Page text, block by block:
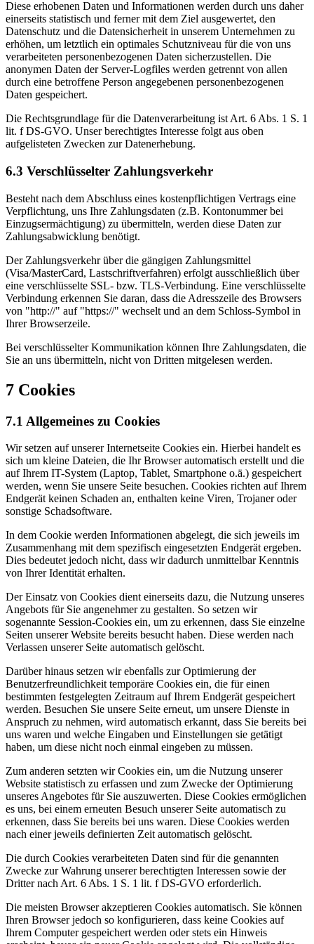
Diese erhobenen Daten und Informationen werden durch uns daher
einerseits statistisch und ferner mit dem Ziel ausgewertet, den
Datenschutz und die Datensicherheit in unserem Unternehmen zu
erhöhen, um letztlich ein optimales Schutzniveau für die von uns
verarbeiteten personenbezogenen Daten sicherzustellen. Die
anonymen Daten der Server-Logfiles werden getrennt von allen
durch eine betroffene Person angegebenen personenbezogenen
Daten gespeichert.
Die Rechtsgrundlage für die Datenverarbeitung ist Art. 6 Abs. 1 S. 1
lit. f DS-GVO. Unser berechtigtes Interesse folgt aus oben
aufgelisteten Zwecken zur Datenerhebung.
6.3 Verschlüsselter Zahlungsverkehr
Besteht nach dem Abschluss eines kostenpflichtigen Vertrags eine
Verpflichtung, uns Ihre Zahlungsdaten (z.B. Kontonummer bei
Einzugsermächtigung) zu übermitteln, werden diese Daten zur
Zahlungsabwicklung benötigt.
Der Zahlungsverkehr über die gängigen Zahlungsmittel
(Visa/MasterCard, Lastschriftverfahren) erfolgt ausschließlich über
eine verschlüsselte SSL- bzw. TLS-Verbindung. Eine verschlüsselte
Verbindung erkennen Sie daran, dass die Adresszeile des Browsers
von "http://" auf "https://" wechselt und an dem Schloss-Symbol in
Ihrer Browserzeile.
Bei verschlüsselter Kommunikation können Ihre Zahlungsdaten, die
Sie an uns übermitteln, nicht von Dritten mitgelesen werden.
7 Cookies
7.1 Allgemeines zu Cookies
Wir setzen auf unserer Internetseite Cookies ein. Hierbei handelt es
sich um kleine Dateien, die Ihr Browser automatisch erstellt und die
auf Ihrem IT-System (Laptop, Tablet, Smartphone o.ä.) gespeichert
werden, wenn Sie unsere Seite besuchen. Cookies richten auf Ihrem
Endgerät keinen Schaden an, enthalten keine Viren, Trojaner oder
sonstige Schadsoftware.
In dem Cookie werden Informationen abgelegt, die sich jeweils im
Zusammenhang mit dem spezifisch eingesetzten Endgerät ergeben.
Dies bedeutet jedoch nicht, dass wir dadurch unmittelbar Kenntnis
von Ihrer Identität erhalten.
Der Einsatz von Cookies dient einerseits dazu, die Nutzung unseres
Angebots für Sie angenehmer zu gestalten. So setzen wir
sogenannte Session-Cookies ein, um zu erkennen, dass Sie einzelne
Seiten unserer Website bereits besucht haben. Diese werden nach
Verlassen unserer Seite automatisch gelöscht.
Darüber hinaus setzen wir ebenfalls zur Optimierung der
Benutzerfreundlichkeit temporäre Cookies ein, die für einen
bestimmten festgelegten Zeitraum auf Ihrem Endgerät gespeichert
werden. Besuchen Sie unsere Seite erneut, um unsere Dienste in
Anspruch zu nehmen, wird automatisch erkannt, dass Sie bereits bei
uns waren und welche Eingaben und Einstellungen sie getätigt
haben, um diese nicht noch einmal eingeben zu müssen.
Zum anderen setzten wir Cookies ein, um die Nutzung unserer
Website statistisch zu erfassen und zum Zwecke der Optimierung
unseres Angebotes für Sie auszuwerten. Diese Cookies ermöglichen
es uns, bei einem erneuten Besuch unserer Seite automatisch zu
erkennen, dass Sie bereits bei uns waren. Diese Cookies werden
nach einer jeweils definierten Zeit automatisch gelöscht.
Die durch Cookies verarbeiteten Daten sind für die genannten
Zwecke zur Wahrung unserer berechtigten Interessen sowie der
Dritter nach Art. 6 Abs. 1 S. 1 lit. f DS-GVO erforderlich.
Die meisten Browser akzeptieren Cookies automatisch. Sie können
Ihren Browser jedoch so konfigurieren, dass keine Cookies auf
Ihrem Computer gespeichert werden oder stets ein Hinweis